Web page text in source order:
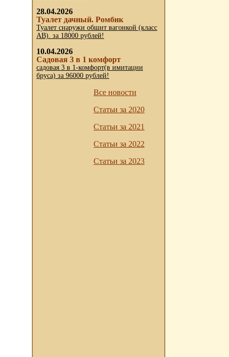
28.04.2026
Туалет дачный. Ромбик
Туалет снаружи обшит вагонкой (класс
АВ). за 18000 рублей!
10.04.2026
Садовая 3 в 1 комфорт
садовая 3 в 1-комфорт(в имитации
бруса) за 96000 рублей!
Все новости
Статьи за 2020
Статьи за 2021
Статьи за 2022
Статьи за 2023